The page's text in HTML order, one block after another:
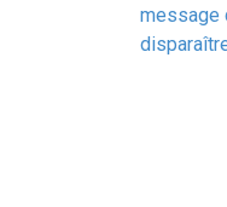
message